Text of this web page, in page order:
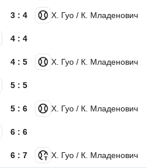
Х. Гуо / К. Младенович
3 : 4
4 : 4
Х. Гуо / К. Младенович
4 : 5
5 : 5
Х. Гуо / К. Младенович
5 : 6
6 : 6
Х. Гуо / К. Младенович
6 : 7